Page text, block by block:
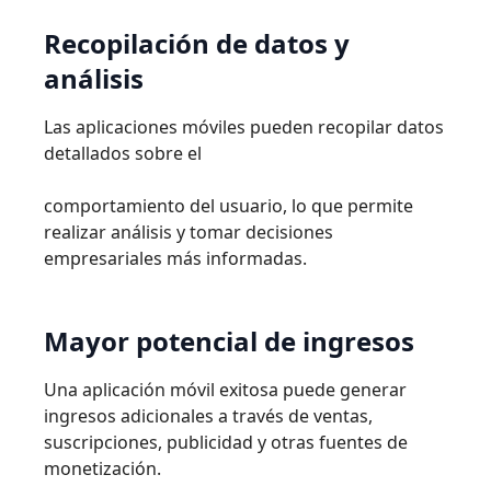
Recopilación de datos y
análisis
Las aplicaciones móviles pueden recopilar datos
detallados sobre el
comportamiento del usuario, lo que permite
realizar análisis y tomar decisiones
empresariales más informadas.
Mayor potencial de ingresos
Una aplicación móvil exitosa puede generar
ingresos adicionales a través de ventas,
suscripciones, publicidad y otras fuentes de
monetización.